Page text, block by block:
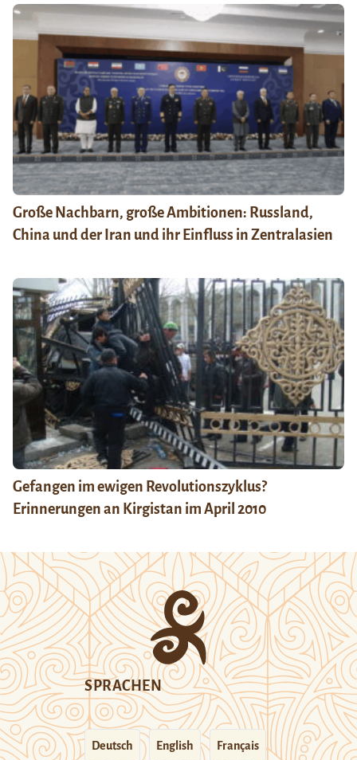
Große Nachbarn, große Ambitionen: Russland,
China und der Iran und ihr Einfluss in Zentralasien
Gefangen im ewigen Revolutionszyklus?
Erinnerungen an Kirgistan im April 2010
SPRACHEN
Deutsch English Français